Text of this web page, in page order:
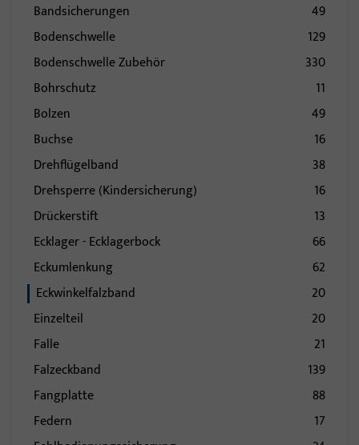
Bandsicherungen
49
Bodenschwelle
129
Bodenschwelle Zubehör
330
Bohrschutz
11
Bolzen
49
Buchse
16
Drehflügelband
38
Drehsperre (Kindersicherung)
16
Drückerstift
13
Ecklager - Ecklagerbock
66
Eckumlenkung
62
Eckwinkelfalzband
20
Einzelteil
20
Falle
21
Falzeckband
139
Fangplatte
88
Federn
17